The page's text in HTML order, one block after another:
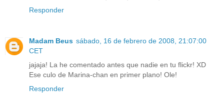
Responder
Madam Beus sábado, 16 de febrero de 2008, 21:07:00
CET
jajaja! La he comentado antes que nadie en tu flickr! XD
Ese culo de Marina-chan en primer plano! Ole!
Responder